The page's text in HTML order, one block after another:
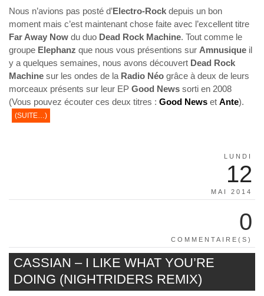
Nous n’avions pas posté d’Electro-Rock depuis un bon
moment mais c’est maintenant chose faite avec l’excellent titre
Far Away Now du duo Dead Rock Machine. Tout comme le
groupe Elephanz que nous vous présentions sur Amnusique il
y a quelques semaines, nous avons découvert Dead Rock
Machine sur les ondes de la Radio Néo grâce à deux de leurs
morceaux présents sur leur EP Good News sorti en 2008
(Vous pouvez écouter ces deux titres : Good News et Ante).
(SUITE…)
LUNDI
12
MAI 2014
0
COMMENTAIRE(S)
CASSIAN – I LIKE WHAT YOU’RE
DOING (NIGHTRIDERS REMIX)